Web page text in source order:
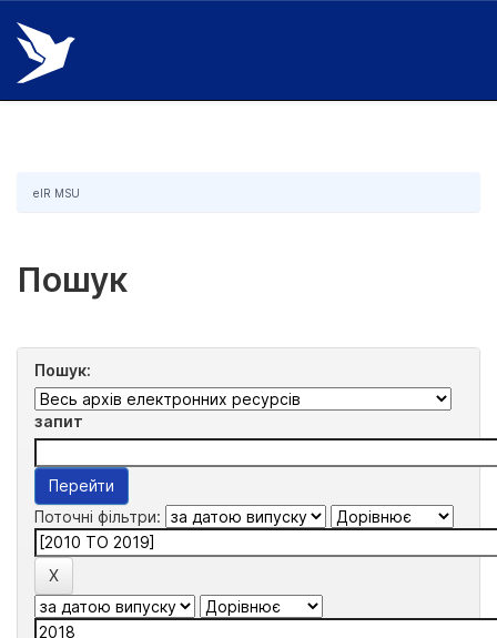
Skip
navigation
eIR MSU
Пошук
Пошук:
запит
Поточні фільтри: